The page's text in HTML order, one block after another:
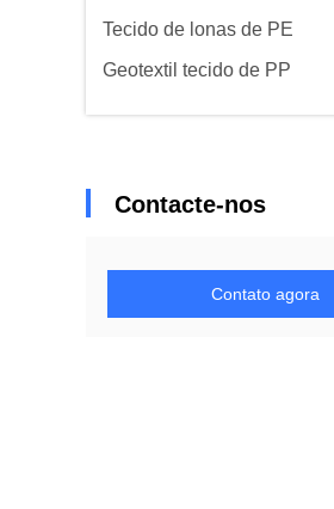
Tecido de lonas de PE
Geotextil tecido de PP
Contacte-nos
Contato agora